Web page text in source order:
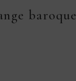
baroque